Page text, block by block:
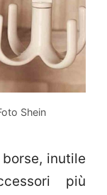
Shein
inutile
più